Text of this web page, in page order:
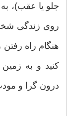
جلو یا عقب)، به
روی زندگی
هنگام راه
کنید و به
درون گرا و